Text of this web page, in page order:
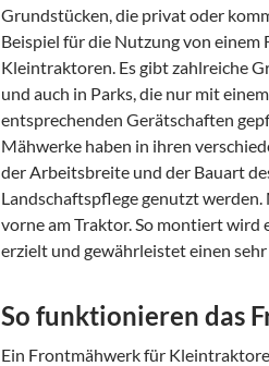
Grundstücken, die privat oder
Beispiel für die Nutzung von
Kleintraktoren. Es gibt zahlreiche
und auch in Parks, die nur mit
entsprechenden Gerätschaften
Mähwerke haben in ihren
der Arbeitsbreite und der Bauart
Landschaftspflege genutzt
vorne am Traktor. So montiert wird
erzielt und gewährleistet einen
So funktionieren das
Ein Frontmähwerk für